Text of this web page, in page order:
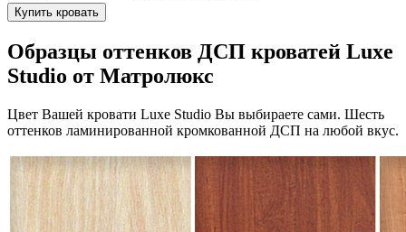
Купить кровать
Образцы оттенков ДСП кроватей Luxe
Studio от Матролюкс
Цвет Вашей кровати Luxe Studio Вы выбираете сами. Шесть
оттенков ламинированной кромкованной ДСП на любой вкус.